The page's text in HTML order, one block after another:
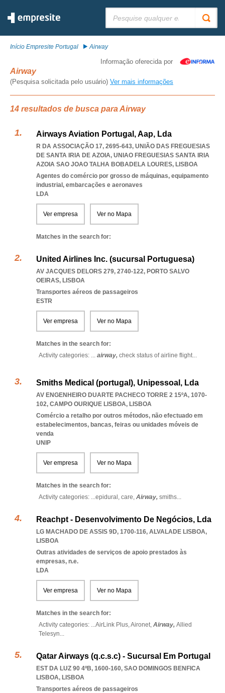
Início Empresite Portugal Airway
Informação oferecida por
Airway
(Pesquisa solicitada pelo usuário) Ver mais informações
14 resultados de busca para Airway
Airways Aviation Portugal, Aap, Lda
R DA ASSOCIAÇÃO 17, 2695-643, UNIÃO DAS FREGUESIAS
DE SANTA IRIA DE AZOIA, UNIAO FREGUESIAS SANTA IRIA
AZOIA SAO JOAO TALHA BOBADELA LOURES, LISBOA
Agentes do comércio por grosso de máquinas, equipamento
industrial, embarcações e aeronaves
LDA
Ver empresa Ver no Mapa
Matches in the search for:
United Airlines Inc. (sucursal Portuguesa)
AV JACQUES DELORS 279, 2740-122, PORTO SALVO
OEIRAS, LISBOA
Transportes aéreos de passageiros
ESTR
Ver empresa Ver no Mapa
Matches in the search for:
Activity categories: ... airway, check status of airline flight...
Smiths Medical (portugal), Unipessoal, Lda
AV ENGENHEIRO DUARTE PACHECO TORRE 2 15ºA, 1070-
102, CAMPO OURIQUE LISBOA, LISBOA
Comércio a retalho por outros métodos, não efectuado em
estabelecimentos, bancas, feiras ou unidades móveis de
venda
UNIP
Ver empresa Ver no Mapa
Matches in the search for:
Activity categories: ...epidural, care, Airway, smiths...
Reachpt - Desenvolvimento De Negócios, Lda
LG MACHADO DE ASSIS 9D, 1700-116, ALVALADE LISBOA,
LISBOA
Outras atividades de serviços de apoio prestados às
empresas, n.e.
LDA
Ver empresa Ver no Mapa
Matches in the search for:
Activity categories: ...AirLink Plus,Aironet, Airway, Allied
Telesyn...
Qatar Airways (q.c.s.c) - Sucursal Em Portugal
EST DA LUZ 90 4ºB, 1600-160, SAO DOMINGOS BENFICA
LISBOA, LISBOA
Transportes aéreos de passageiros